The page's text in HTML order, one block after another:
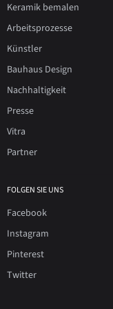
Keramik bemalen
Arbeitsprozesse
Künstler
Bauhaus Design
Nachhaltigkeit
Presse
Vitra
Partner
FOLGEN SIE UNS
Facebook
Instagram
Pinterest
Twitter